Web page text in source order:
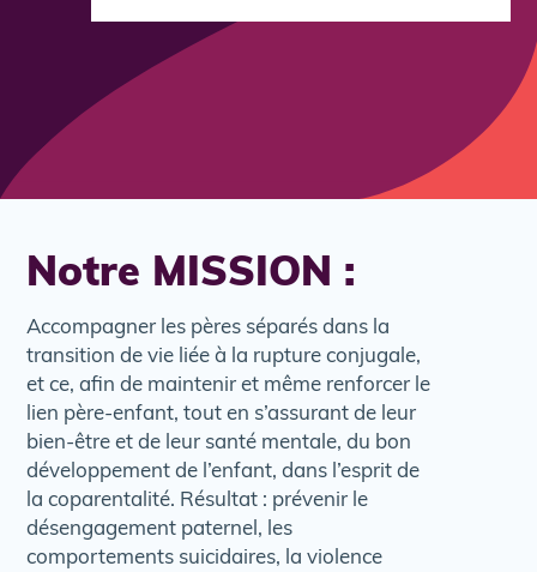
Notre MISSION :
Accompagner les pères séparés dans la
transition de vie liée à la rupture conjugale,
et ce, afin de maintenir et même renforcer le
lien père-enfant, tout en s’assurant de leur
bien-être et de leur santé mentale, du bon
développement de l’enfant, dans l’esprit de
la coparentalité. Résultat : prévenir le
désengagement paternel, les
comportements suicidaires, la violence